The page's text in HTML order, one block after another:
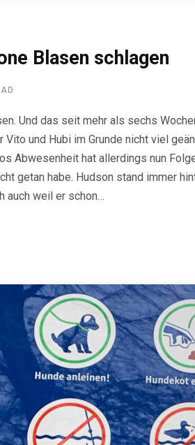
Blasen schlagen
Und das seit mehr als sechs
und Hubi im Grunde nicht viel
Abwesenheit hat allerdings nun
getan habe. Hudson stand immer
auch weil er schon…